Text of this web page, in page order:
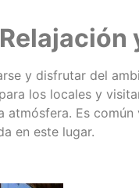
y disfrutar del
los locales y
Es común
en este lugar.